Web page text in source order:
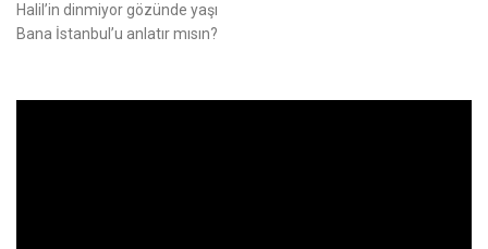
Halil’in dinmiyor gözünde yaşı
Bana İstanbul’u anlatır mısın?